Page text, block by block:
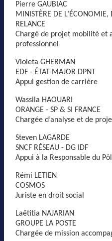
Pierre GAUBIAC
MINISTÈRE DE L’ÉCONOMIE,
RELANCE
Chargé de projet mobilité et
professionnel
Violeta GHERMAN
EDF - ÉTAT-MAJOR DPNT
Appui gestion de carrière
Wassila HAOUARI
ORANGE - SP & SI FRANCE
Chargée d’analyse et de
Steven LAGARDE
SNCF RÉSEAU - DG IDF
Appui à la Responsable du
Rémi LETIEN
COSMOS
Juriste en droit social
Laëtitia NAJARIAN
GROUPE LA POSTE
Chargée de mission